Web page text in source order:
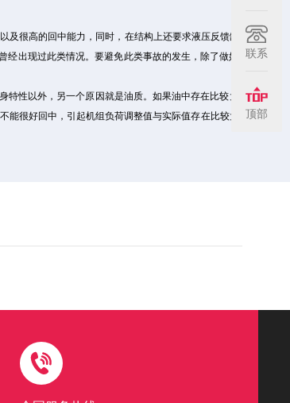
及很高的回中能力，同时，在结构上还要求液压反馈缸具有
经出现过此类情况。要避免此类事故的发生，除了做好伺服
特性以外，另一个原因就是油质。如果油中存在比较大的杂
能很好回中，引起机组负荷调整值与实际值存在比较大的差
联系
顶部